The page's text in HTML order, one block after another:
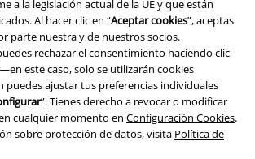
a la legislación actual de la UE y que están
Al hacer clic en “Aceptar cookies”, aceptas
parte nuestra y de nuestros socios.
rechazar el consentimiento haciendo clic
este caso, solo se utilizarán cookies
puedes ajustar tus preferencias individuales
”. Tienes derecho a revocar o modificar
cualquier momento en Configuración Cookies.
sobre protección de datos, visita Política de